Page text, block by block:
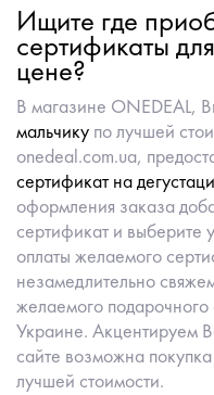
Ищите где
сертификаты
цене?
В магазине ONEDEAL,
мальчику по лучшей
onedeal.com.ua,
сертификат на
оформления заказа
сертификат и выберите
оплаты желаемого
незамедлительно
желаемого
Украине. Акцентируем
сайте возможна покупка
лучшей стоимости.